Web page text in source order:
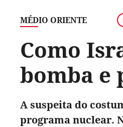
MÉDIO ORIENTE
Como
bomba e
A suspeita do
programa nuclear.